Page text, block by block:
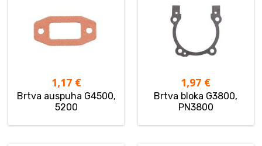
1,17 €
Brtva auspuha G4500,
5200
1,97 €
Brtva bloka G3800,
PN3800